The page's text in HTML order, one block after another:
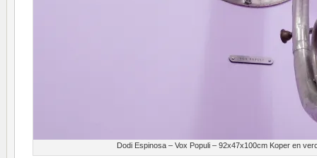
Dodi Espinosa – Vox Populi – 92x47x100cm Koper en